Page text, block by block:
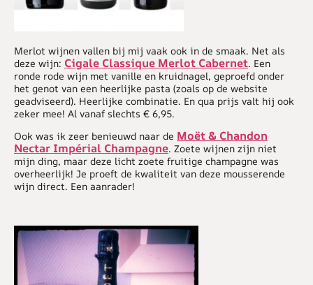
Merlot wijnen vallen bij mij vaak ook in de smaak. Net als
deze wijn: Cigale Classique Merlot Cabernet. Een
ronde rode wijn met vanille en kruidnagel, geproefd onder
het genot van een heerlijke pasta (zoals op de website
geadviseerd). Heerlijke combinatie. En qua prijs valt hij ook
zeker mee! Al vanaf slechts € 6,95.
Ook was ik zeer benieuwd naar de Moët & Chandon
Nectar Impérial Champagne. Zoete wijnen zijn niet
mijn ding, maar deze licht zoete fruitige champagne was
overheerlijk! Je proeft de kwaliteit van deze mousserende
wijn direct. Een aanrader!